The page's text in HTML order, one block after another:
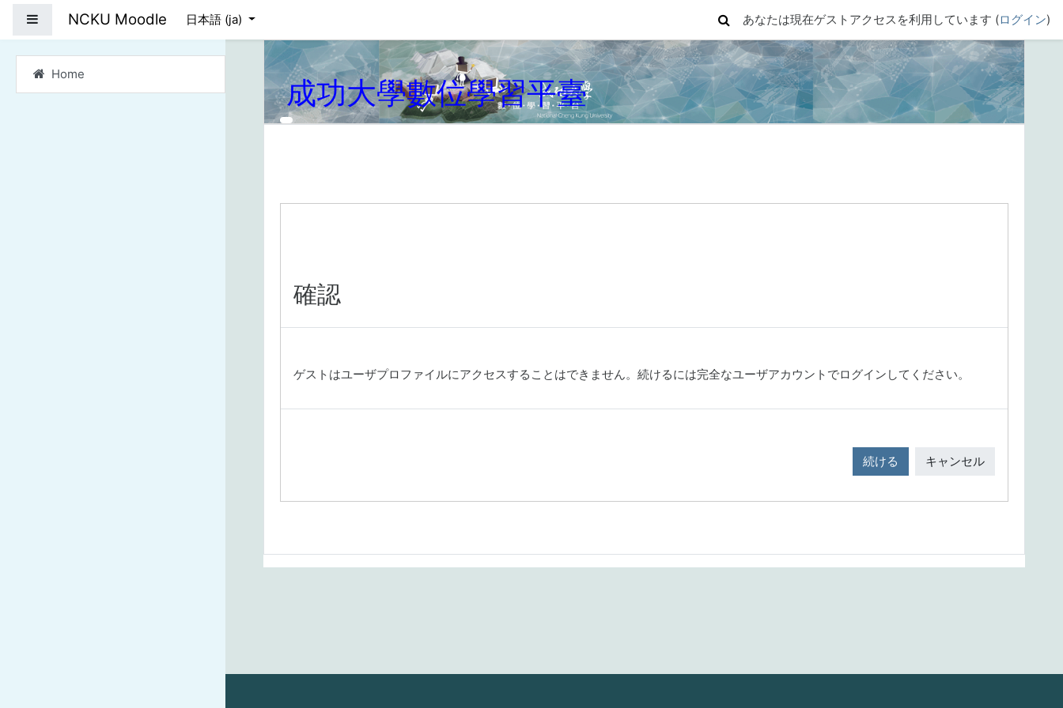
サイドパネル
Home
NCKU Moodle 日本語 ‎(ja)‎ あなたは現在ゲストアクセスを利用しています (ログイン)
成功大學數位學習平臺
確認
ゲストはユーザプロファイルにアクセスすることはできません。続けるには完全なユーザアカウントでログインしてください。
続ける キャンセル